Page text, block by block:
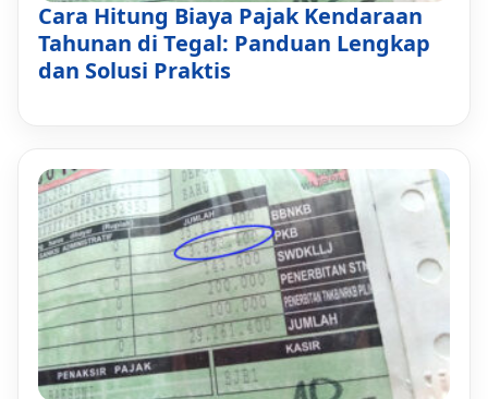
Cara Hitung Biaya Pajak Kendaraan
Tahunan di Tegal: Panduan Lengkap
dan Solusi Praktis